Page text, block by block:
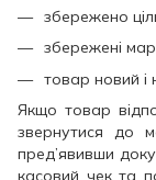
збережено
збережені
товар новий і
Якщо товар
звернутися до
пред’явивши
касовий чек та